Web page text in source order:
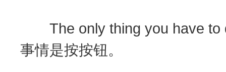
The only thing you have to
事情是按按钮。